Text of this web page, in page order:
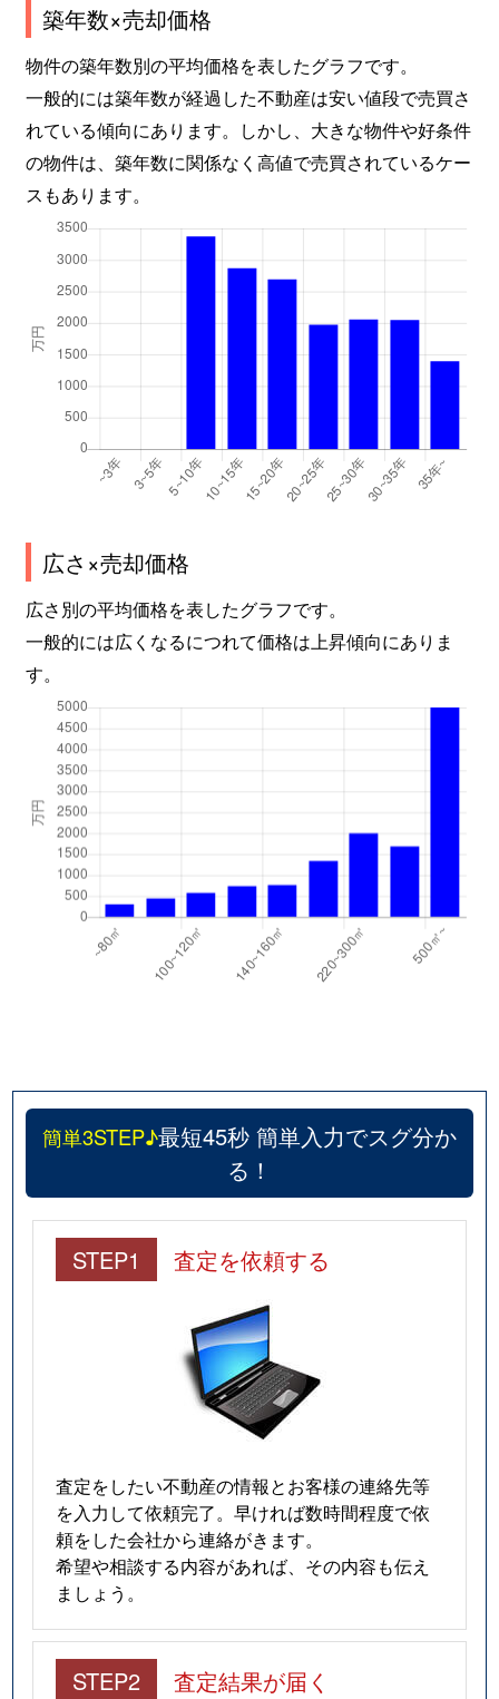
築年数×売却価格
物件の築年数別の平均価格を表したグラフです。
一般的には築年数が経過した不動産は安い値段で売買さ
れている傾向にあります。しかし、大きな物件や好条件
の物件は、築年数に関係なく高値で売買されているケー
スもあります。
広さ×売却価格
広さ別の平均価格を表したグラフです。
一般的には広くなるにつれて価格は上昇傾向にありま
す。
簡単3STEP♪最短45秒 簡単入力でスグ分か
る！
STEP1 査定を依頼する
査定をしたい不動産の情報とお客様の連絡先等
を入力して依頼完了。早ければ数時間程度で依
頼をした会社から連絡がきます。
希望や相談する内容があれば、その内容も伝え
ましょう。
STEP2 査定結果が届く